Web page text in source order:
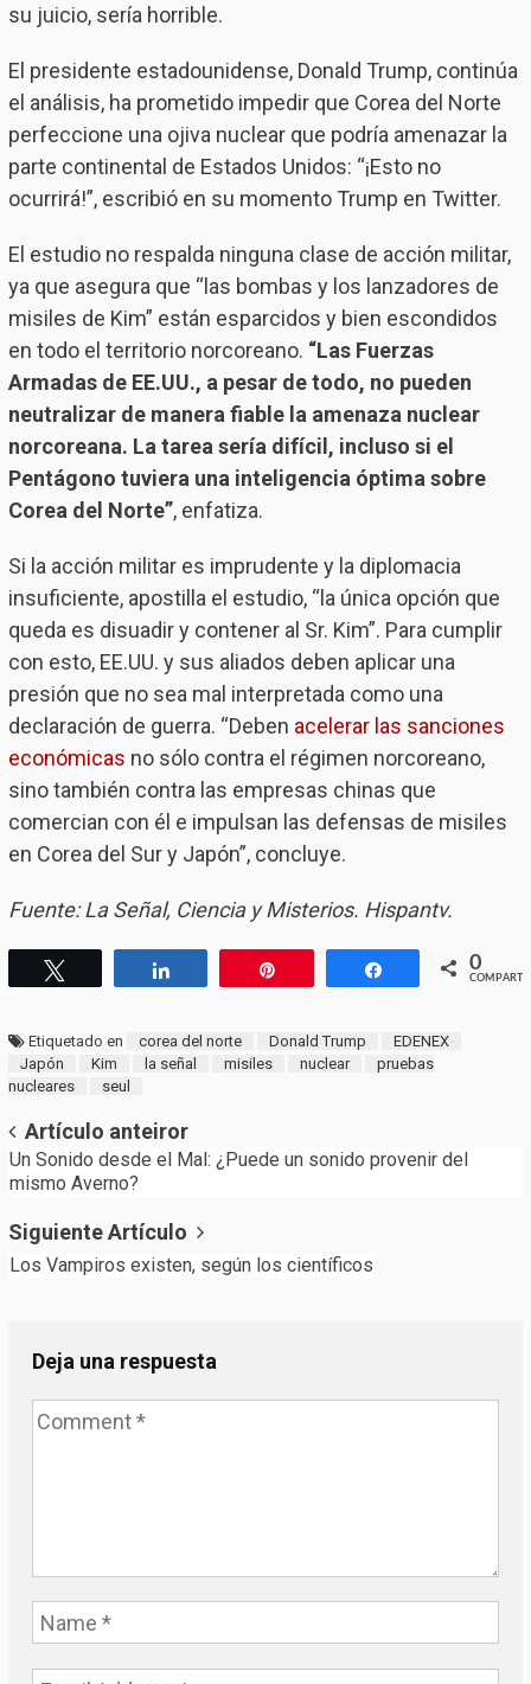
su juicio, sería horrible.
El presidente estadounidense, Donald Trump, continúa
el análisis, ha prometido impedir que Corea del Norte
perfeccione una ojiva nuclear que podría amenazar la
parte continental de Estados Unidos: “¡Esto no
ocurrirá!”, escribió en su momento Trump en Twitter.
El estudio no respalda ninguna clase de acción militar,
ya que asegura que “las bombas y los lanzadores de
misiles de Kim” están esparcidos y bien escondidos
en todo el territorio norcoreano. “Las Fuerzas
Armadas de EE.UU., a pesar de todo, no pueden
neutralizar de manera fiable la amenaza nuclear
norcoreana. La tarea sería difícil, incluso si el
Pentágono tuviera una inteligencia óptima sobre
Corea del Norte”, enfatiza.
Si la acción militar es imprudente y la diplomacia
insuficiente, apostilla el estudio, “la única opción que
queda es disuadir y contener al Sr. Kim”. Para cumplir
con esto, EE.UU. y sus aliados deben aplicar una
presión que no sea mal interpretada como una
declaración de guerra. “Deben acelerar las sanciones
económicas no sólo contra el régimen norcoreano,
sino también contra las empresas chinas que
comercian con él e impulsan las defensas de misiles
en Corea del Sur y Japón”, concluye.
Fuente: La Señal, Ciencia y Misterios. Hispantv.
Compartir Compartir0
Etiquetado en corea del norte Donald Trump
EDENEX
Japón
Kim la señal misiles nuclear
pruebas
nucleares
seul
Post
navigation
Artículo anteiror
Un Sonido desde el Mal: ¿Puede un sonido provenir del
mismo Averno?
Siguiente Artículo
Los Vampiros existen, según los científicos
Deja una respuesta